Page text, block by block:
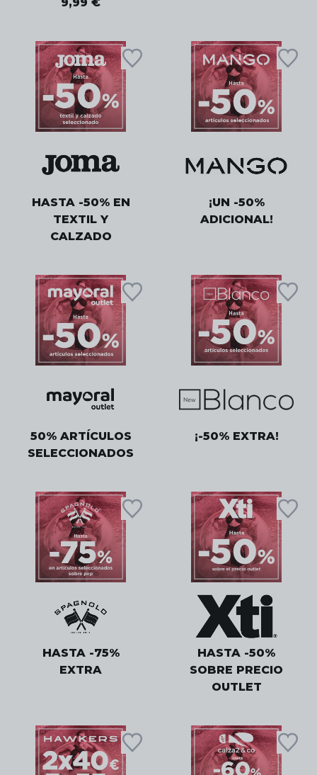
HASTA -50% EN
TEXTIL Y
CALZADO
¡UN -50%
ADICIONAL!
50% ARTÍCULOS
SELECCIONADOS
¡-50% EXTRA!
HASTA -75%
EXTRA
HASTA -50%
SOBRE PRECIO
OUTLET